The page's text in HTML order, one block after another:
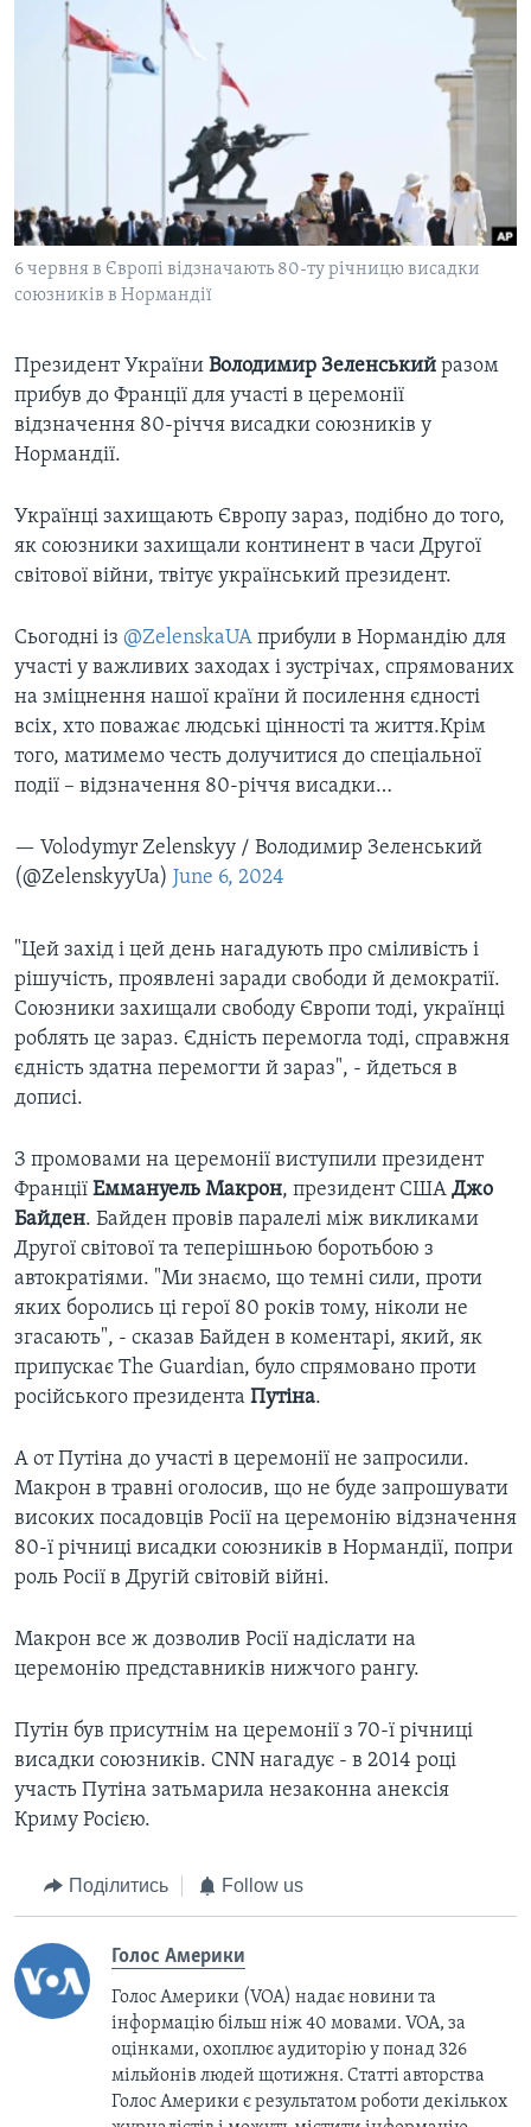
СУСПІЛЬСТВО
ЕКОНОМІКА
ІСТОРІЇ УСПІХУ УКРАЇНЦІВ
ТЕЛЕПРОГРАМИ
ЧАС-TIME
БРИФІНГ ГОЛОСУ АМЕРИКИ
СТУДІЯ ВАШИНГТОН
ВІКНО В АМЕРИКУ
ПРАЙМ-ТАЙМ
ПОГЛЯД З ВАШИНГТОНА
МИ В СОЦМЕРЕЖАХ
6 червня в Європі відзначають 80-ту річницю висадки
союзників в Нормандії
Президент України Володимир Зеленський разом
прибув до Франції для участі в церемонії
відзначення 80-річчя висадки союзників у
Нормандії.
Українці захищають Європу зараз, подібно до того,
як союзники захищали континент в часи Другої
світової війни, твітує український президент.
Сьогодні із @ZelenskaUA прибули в Нормандію для
участі у важливих заходах і зустрічах, спрямованих
на зміцнення нашої країни й посилення єдності
всіх, хто поважає людські цінності та життя.Крім
того, матимемо честь долучитися до спеціальної
події – відзначення 80-річчя висадки…
— Volodymyr Zelenskyy / Володимир Зеленський
(@ZelenskyyUa) June 6, 2024
"Цей захід і цей день нагадують про сміливість і
рішучість, проявлені заради свободи й демократії.
Союзники захищали свободу Європи тоді, українці
роблять це зараз. Єдність перемогла тоді, справжня
єдність здатна перемогти й зараз", - йдеться в
дописі.
З промовами на церемонії виступили президент
Франції Еммануель Макрон, президент США Джо
Байден. Байден провів паралелі між викликами
Другої світової та теперішньою боротьбою з
автократіями. "Ми знаємо, що темні сили, проти
яких боролись ці герої 80 років тому, ніколи не
згасають", - сказав Байден в коментарі, який, як
припускає The Guardian, було спрямовано проти
російського президента Путіна.
А от Путіна до участі в церемонії не запросили.
Макрон в травні оголосив, що не буде запрошувати
високих посадовців Росії на церемонію відзначення
80-ї річниці висадки союзників в Нормандії, попри
роль Росії в Другій світовій війні.
Макрон все ж дозволив Росії надіслати на
церемонію представників нижчого рангу.
Путін був присутнім на церемонії з 70-ї річниці
висадки союзників. CNN нагадує - в 2014 році
участь Путіна затьмарила незаконна анексія
Криму Росією.
Поділитись Follow us
Голос Америки
Голос Америки (VOA) надає новини та
інформацію більш ніж 40 мовами. VOA, за
оцінками, охоплює аудиторію у понад 326
мільйонів людей щотижня. Статті авторства
Голос Америки є результатом роботи декількох